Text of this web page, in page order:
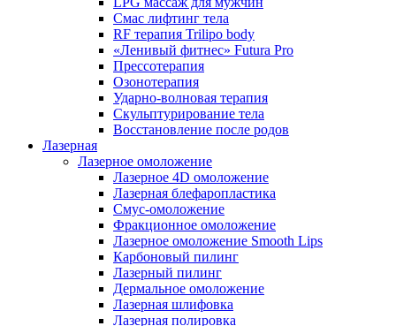
Смас лифтинг тела
RF терапия Trilipo body
«Ленивый фитнес» Futura Pro
Прессотерапия
Озонотерапия
Ударно-волновая терапия
Скульптурирование тела
Восстановление после родов
Лазерная
Лазерное омоложение
Лазерное 4D омоложение
Лазерная блефаропластика
Смус-омоложение
Фракционное омоложение
Лазерное омоложение Smooth Lips
Карбоновый пилинг
Лазерный пилинг
Дермальное омоложение
Лазерная шлифовка
Лазерная полировка